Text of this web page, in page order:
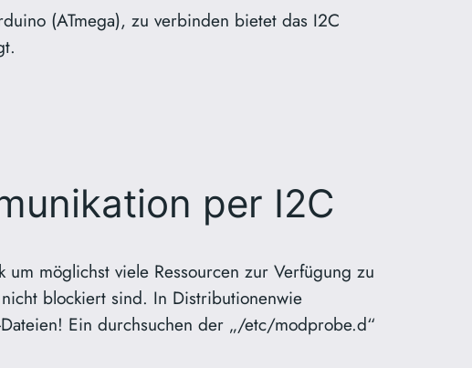
(ATmega), zu verbinden bietet das I2C
per I2C
möglichst viele Ressourcen zur Verfügung zu
nicht blockiert sind. In Distributionenwie
Ein durchsuchen der „/etc/modprobe.d“